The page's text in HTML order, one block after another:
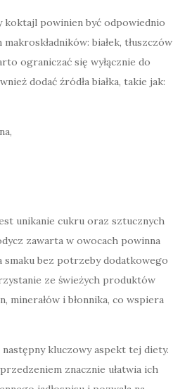
koktajl powinien być odpowiednio
białek, tłuszczów
ograniczać się wyłącznie do
dodać źródła białka, takie jak:
unikanie cukru oraz sztucznych
zawarta w owocach powinna
smaku bez potrzeby dodatkowego
ze świeżych produktów
minerałów i błonnika, co wspiera
kluczowy aspekt tej diety.
znacznie ułatwia ich